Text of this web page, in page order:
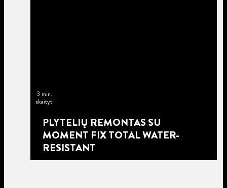
3 min.
skaityti
PLYTELIŲ REMONTAS SU
MOMENT FIX TOTAL WATER-
RESISTANT